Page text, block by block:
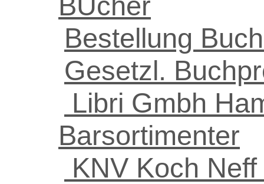
Bestellung
Gesetzl.
Libri Gmbh
Barsortimenter
KNV Koch